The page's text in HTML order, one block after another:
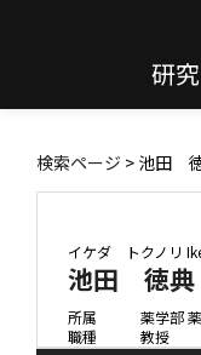
研
検索ページ > 池田
イケダ トクノリ
池田 徳典
所属
薬学部
職種
教授